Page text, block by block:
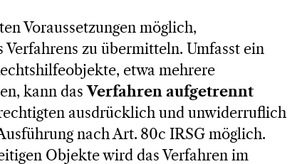
Voraussetzungen möglich,
zu übermitteln. Umfasst ein
etwa mehrere
kann das Verfahren aufgetrennt
ausdrücklich und unwiderruflich
nach Art. 80c IRSG möglich.
Objekte wird das Verfahren im